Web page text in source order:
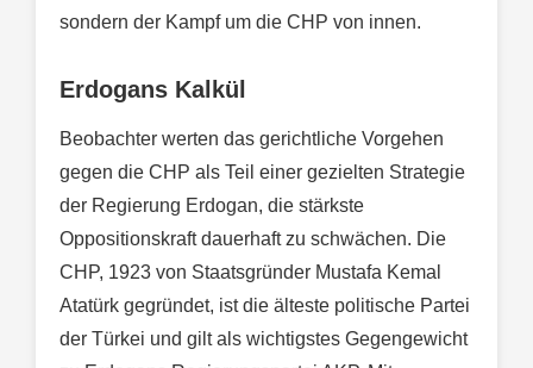
sondern der Kampf um die CHP von innen.
Erdogans Kalkül
Beobachter werten das gerichtliche Vorgehen
gegen die CHP als Teil einer gezielten Strategie
der Regierung Erdogan, die stärkste
Oppositionskraft dauerhaft zu schwächen. Die
CHP, 1923 von Staatsgründer Mustafa Kemal
Atatürk gegründet, ist die älteste politische Partei
der Türkei und gilt als wichtigstes Gegengewicht